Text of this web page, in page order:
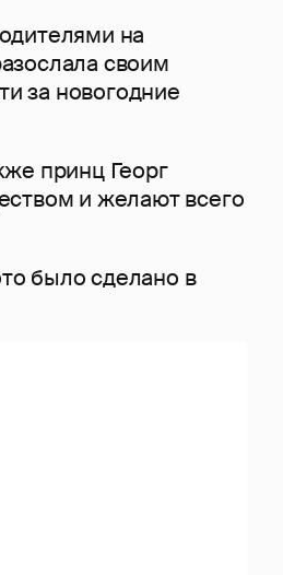
на
своим
за новогодние
принц Георг
и желают всего
было сделано в